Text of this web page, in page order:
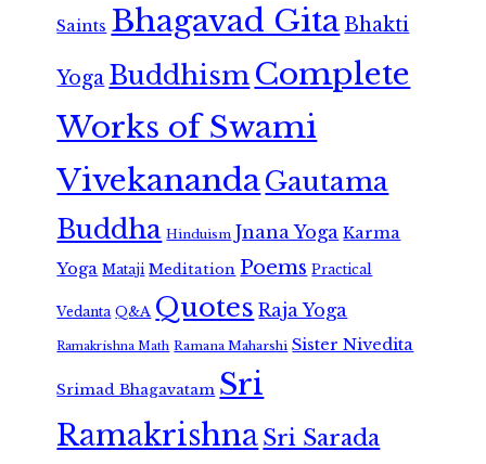
Saints Bhagavad GitaBhakti
Yoga Buddhism Complete
Works of Swami
VivekanandaGautama
Buddha Hinduism Jnana Yoga Karma
Yoga Mataji Meditation Poems Practical
Vedanta Q&A Quotes Raja Yoga
Ramakrishna Math Ramana Maharshi Sister Nivedita
Srimad Bhagavatam Sri
RamakrishnaSri Sarada